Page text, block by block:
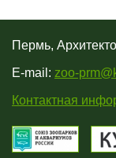
Пермь,
E-mail: zoo-
Контактная